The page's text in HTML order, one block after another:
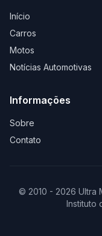
Início
Carros
Motos
Notícias Automotivas
Informações
Sobre
Contato
© 2010 - 2026 Ultra
Instituto